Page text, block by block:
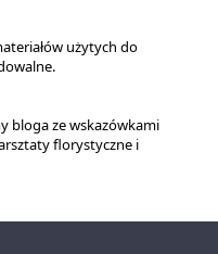
użytych do
bloga ze wskazówkami
florystyczne i